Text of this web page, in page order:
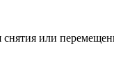
или